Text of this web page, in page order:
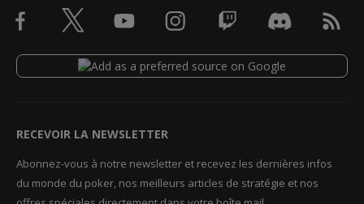
RECEVOIR LA NEWSLETTER
Abonnez-vous à notre newsletter et recevez les dernières infos
du monde du poker, nos meilleurs articles de stratégie et nos